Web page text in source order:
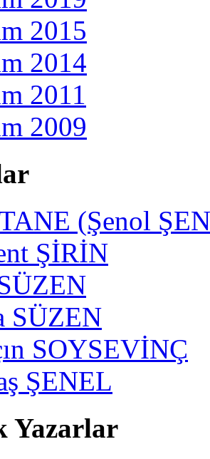
2015
2014
2011
2009
(Şenol
ŞİRİN
SÜZEN
SOYSEVİNÇ
ŞENEL
Yazarlar